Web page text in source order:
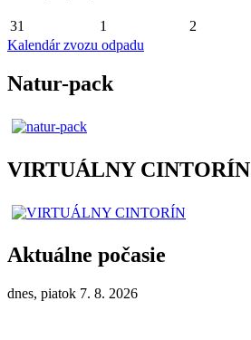
31 1 2
Kalendár zvozu odpadu
Natur-pack
VIRTUÁLNY CINTORÍN
Aktuálne počasie
dnes, piatok 7. 8. 2026